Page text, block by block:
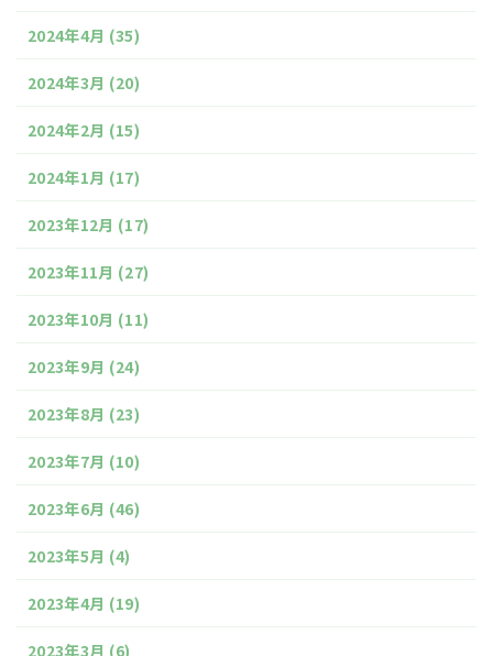
2024年4月 (35)
2024年3月 (20)
2024年2月 (15)
2024年1月 (17)
2023年12月 (17)
2023年11月 (27)
2023年10月 (11)
2023年9月 (24)
2023年8月 (23)
2023年7月 (10)
2023年6月 (46)
2023年5月 (4)
2023年4月 (19)
2023年3月 (6)